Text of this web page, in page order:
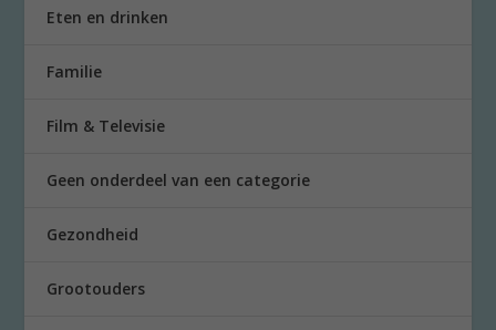
Eten en drinken
Familie
Film & Televisie
Geen onderdeel van een categorie
Gezondheid
Grootouders